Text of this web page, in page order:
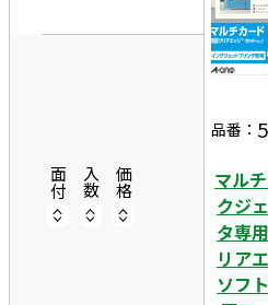
面付 入数 価格
品番：
マル
クジ
タ専
リア
ソフ